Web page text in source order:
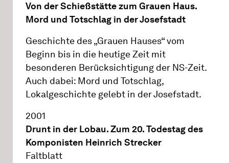
Von der Schießstätte zum Grauen Haus.
Mord und Totschlag in der Josefstadt
Geschichte des „Grauen Hauses“ vom
Beginn bis in die heutige Zeit mit
besonderen Berücksichtigung der NS-Zeit.
Auch dabei: Mord und Totschlag,
Lokalgeschichte gelebt in der Josefstadt.
2001
Drunt in der Lobau. Zum 20. Todestag des
Komponisten Heinrich Strecker
Faltblatt